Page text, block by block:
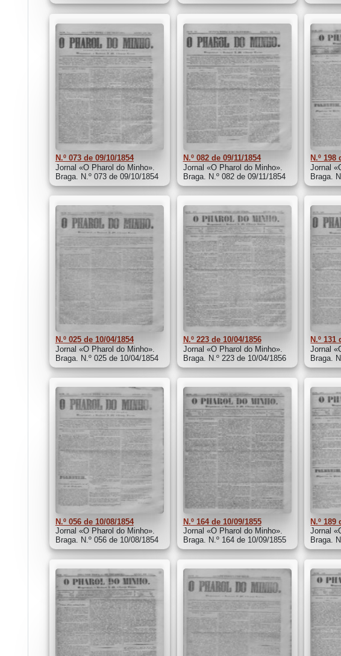
N.º 073 de 09/10/1854
Jornal «O Pharol do Minho».
Braga. N.º 073 de 09/10/1854
N.º 082 de 09/11/1854
Jornal «O Pharol do Minho».
Braga. N.º 082 de 09/11/1854
N.º 198
Jornal
Braga.
N.º 025 de 10/04/1854
Jornal «O Pharol do Minho».
Braga. N.º 025 de 10/04/1854
N.º 223 de 10/04/1856
Jornal «O Pharol do Minho».
Braga. N.º 223 de 10/04/1856
N.º 131
Jornal
Braga.
N.º 056 de 10/08/1854
Jornal «O Pharol do Minho».
Braga. N.º 056 de 10/08/1854
N.º 164 de 10/09/1855
Jornal «O Pharol do Minho».
Braga. N.º 164 de 10/09/1855
N.º 189
Jornal
Braga.